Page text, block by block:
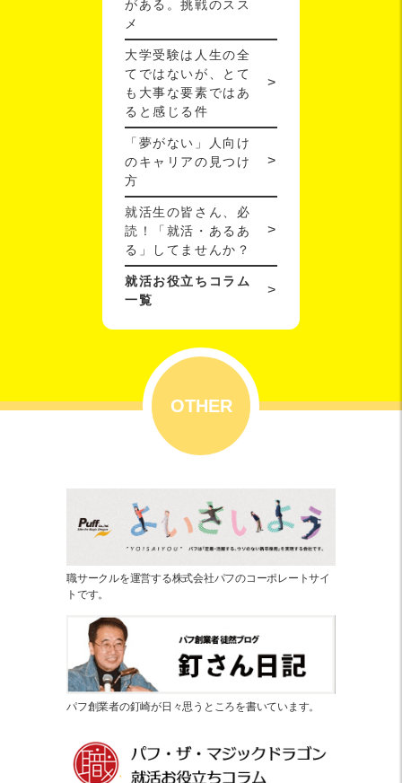
がある。挑戦のスス
メ
大学受験は人生の全
てではないが、とて
も大事な要素ではあ
ると感じる件
「夢がない」人向け
のキャリアの見つけ
方
就活生の皆さん、必
読！「就活・あるあ
る」してませんか？
就活お役立ちコラム
一覧
OTHER
職サークルを運営する株式会社パフのコーポレートサイ
トです。
パフ創業者の釘崎が日々思うところを書いています。